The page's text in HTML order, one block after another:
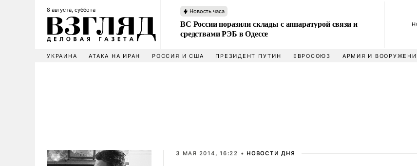
8 августа, суббота Новость часа
ВС России поразили склады с аппаратурой связи и
средствами РЭБ в Одессе
УКРАИНА АТАКА НА ИРАН РОССИЯ И США ПРЕЗИДЕНТ ПУТИН ЕВРОСОЮЗ АРМИЯ И
3 МАЯ 2014, 16:22 • НОВОСТИ ДНЯ